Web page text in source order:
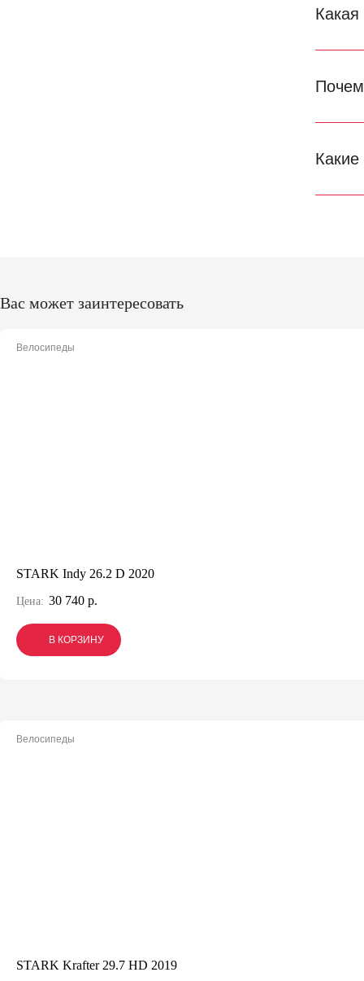
Какая
Вас может заинтересовать
Велосипеды
STARK Indy 26.2 D 2020
Цена: 30 740 р.
В КОРЗИНУ
В КОРЗИНУ
В КОРЗИНУ
Велосипеды
STARK Krafter 29.7 HD 2019